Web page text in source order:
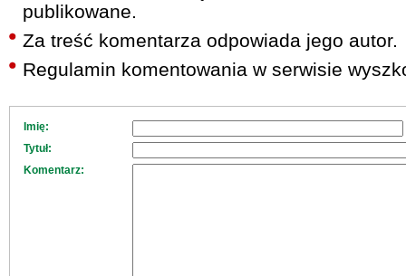
publikowane.
Za treść komentarza odpowiada jego autor.
Regulamin komentowania w serwisie
Imię:
Tytuł:
Komentarz: